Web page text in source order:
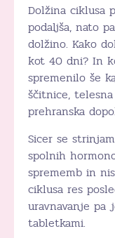
Dolžina ciklusa
podaljša, nato
dolžino. Kako
kot 40 dni? In
spremenilo še
ščitnice,
prehranska
Sicer se
spolnih
sprememb in
ciklusa res
uravnavanje pa
tabletkami.